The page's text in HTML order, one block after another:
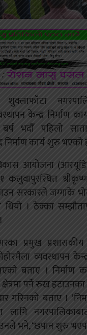
शुक्लाफाँटा
केन्द्र निर्माण
भदौँ पहिलो
निर्माण कार्य शुरु भएको
आयोजना
कलुवापुरस्थित
सरकारले जग्गाके
। ठेक्का
प्रमुख
व्यवस्थापन
बताए । निर्माण
पर्ने रुख
गरिनको बताए ।
भने, ‘छपान शुरु